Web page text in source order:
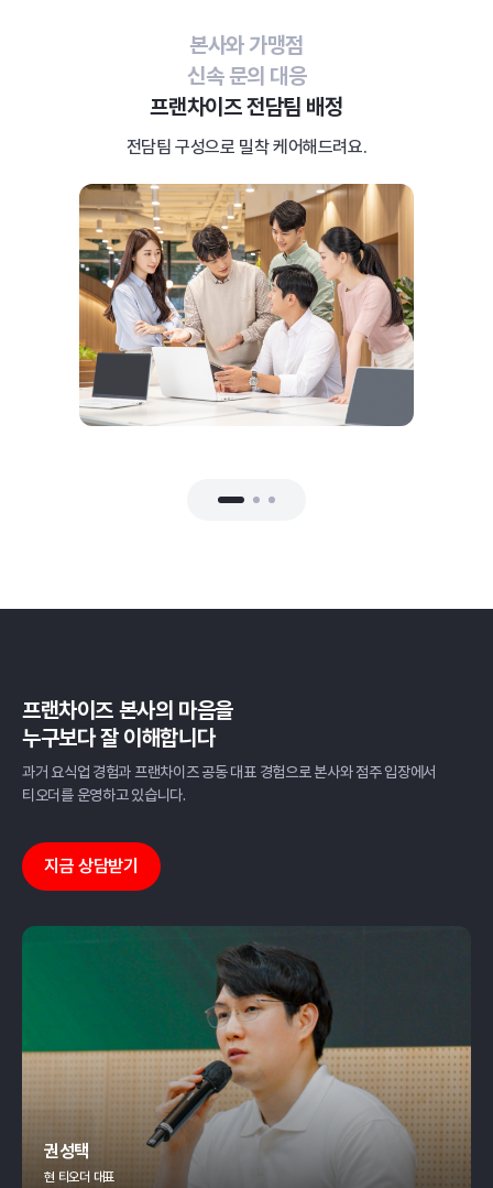
본사와 가맹점
신속 문의 대응
프랜차이즈 전담팀 배정
전담팀 구성으로 밀착 케어해드려요.
프랜차이즈 본사의 마음을
누구보다 잘 이해합니다
과거 요식업 경험과 프랜차이즈 공동 대표 경험으로본사와 점주 입장에서
티오더를 운영하고 있습니다.
지금 상담받기
권성택
현 티오더 대표